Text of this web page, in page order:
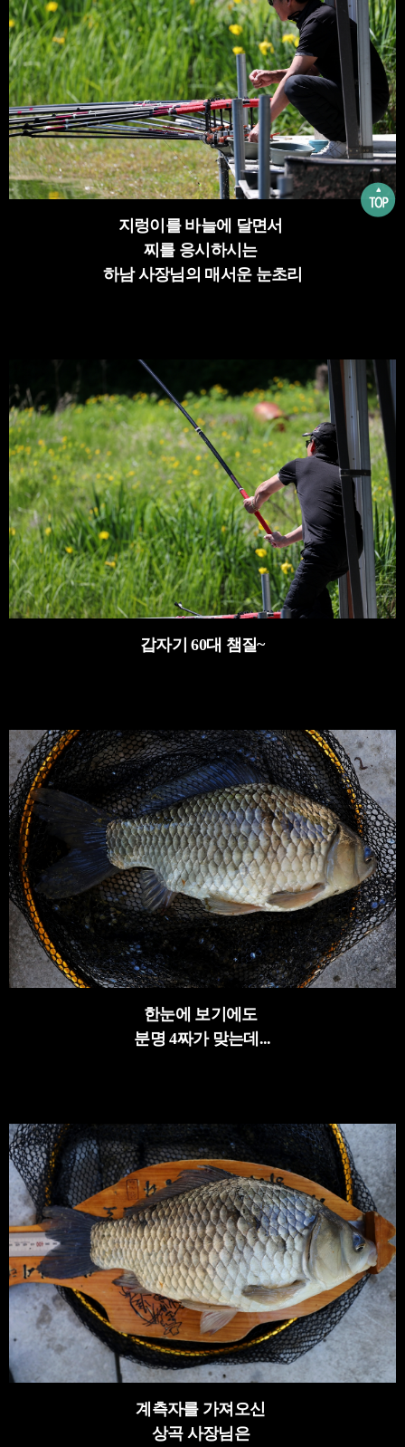
지렁이를 바늘에 달면서
찌를 응시하시는
하남 사장님의 매서운 눈초리
갑자기 60대 챔질~
한눈에 보기에도
분명 4짜가 맞는데...
계측자를 가져오신
상곡 사장님은